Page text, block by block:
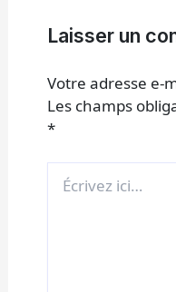
Laisser un
Votre adresse e-
Les champs
*
ici…